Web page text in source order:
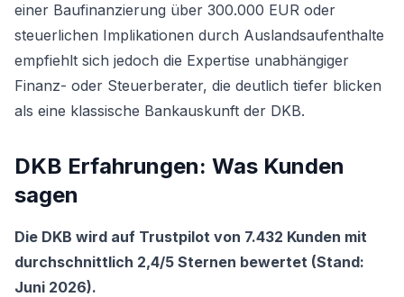
einer Baufinanzierung über 300.000 EUR oder
steuerlichen Implikationen durch Auslandsaufenthalte
empfiehlt sich jedoch die Expertise unabhängiger
Finanz- oder Steuerberater, die deutlich tiefer blicken
als eine klassische Bankauskunft der DKB.
DKB Erfahrungen: Was Kunden
sagen
Die DKB wird auf Trustpilot von 7.432 Kunden mit
durchschnittlich 2,4/5 Sternen bewertet (Stand:
Juni 2026).